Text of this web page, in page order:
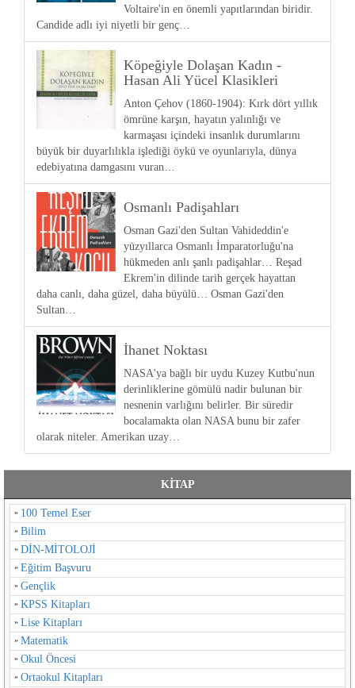
Voltaire'in en önemli yapıtlarından biridir.
Candide adlı iyi niyetli bir genç…
Köpeğiyle Dolaşan Kadın -
Hasan Ali Yücel Klasikleri
Anton Çehov (1860-1904): Kırk dört yıllık
ömrüne karşın, hayatın yalınlığı ve
karmaşası içindeki insanlık durumlarını
büyük bir duyarlılıkla işlediği öykü ve oyunlarıyla, dünya
edebiyatına damgasını vuran…
Osmanlı Padişahları
Osman Gazi'den Sultan Vahideddin'e
yüzyıllarca Osmanlı İmparatorluğu'na
hükmeden anlı şanlı padişahlar… Reşad
Ekrem'in dilinde tarih gerçek hayattan
daha canlı, daha güzel, daha büyülü… Osman Gazi'den
Sultan…
İhanet Noktası
NASA'ya bağlı bir uydu Kuzey Kutbu'nun
derinliklerine gömülü nadir bulunan bir
nesnenin varlığını belirler. Bir süredir
bocalamakta olan NASA bunu bir zafer
olarak niteler. Amerikan uzay…
KİTAP
100 Temel Eser
Bilim
DİN-MİTOLOJİ
Eğitim Başvuru
Gençlik
KPSS Kitapları
Lise Kitapları
Matematik
Okul Öncesi
Ortaokul Kitapları